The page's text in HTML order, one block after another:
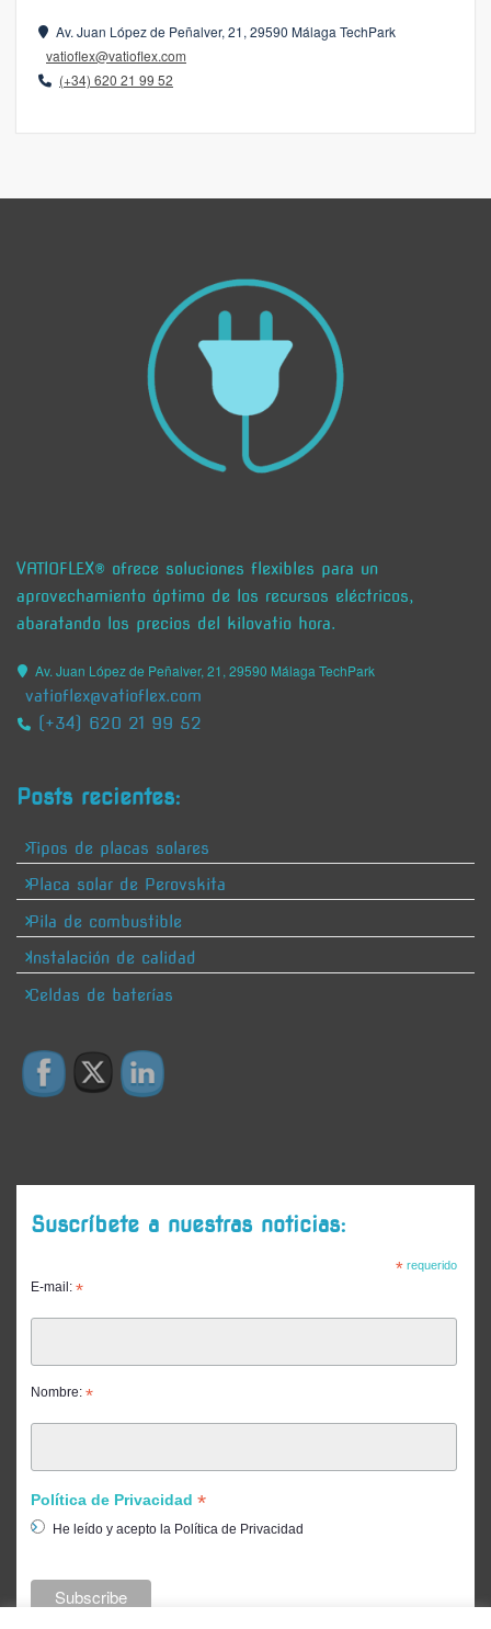
Av. Juan López de Peñalver, 21, 29590 Málaga TechPark
vatioflex@vatioflex.com
(+34) 620 21 99 52
VATIOFLEX® ofrece soluciones flexibles para un
aprovechamiento óptimo de los recursos eléctricos,
abaratando los precios del kilovatio hora.
Av. Juan López de Peñalver, 21, 29590 Málaga TechPark
vatioflex@vatioflex.com
(+34) 620 21 99 52
Posts recientes:
Tipos de placas solares
Placa solar de Perovskita
Pila de combustible
Instalación de calidad
Celdas de baterías
Suscríbete a nuestras noticias:
*requerido
E-mail: *
Nombre: *
Política de Privacidad *
He leído y acepto la Política de Privacidad